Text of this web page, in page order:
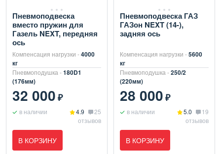
Пневмоподвеска
вместо пружин для
Газель NEXT, передняя
ось
Компенсация нагрузки -4000
кг
Пневмоподушка -180D1
(176мм)
32 000₽
в наличии 4.9
25
отзывов
В КОРЗИНУ
Пневмоподвеска ГАЗ
ГАЗон NEXT (14-),
задняя ось
Компенсация нагрузки -5600
кг
Пневмоподушка -250/2
(220мм)
28 000₽
в наличии 5.0
19
отзывов
В КОРЗИНУ